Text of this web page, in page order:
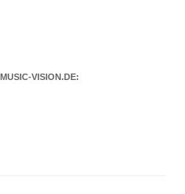
VISION.DE: